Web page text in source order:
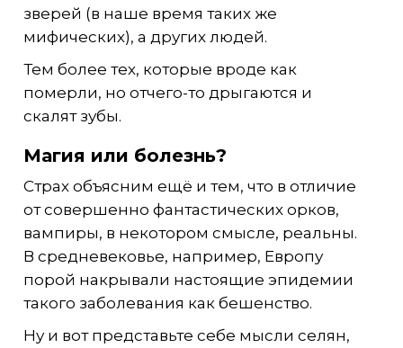
зверей (в наше время таких же
мифических), а других людей.
Тем более тех, которые вроде как
померли, но отчего-то дрыгаются и
скалят зубы.
Магия или болезнь?
Страх объясним ещё и тем, что в отличие
от совершенно фантастических орков,
вампиры, в некотором смысле, реальны.
В средневековье, например, Европу
порой накрывали настоящие эпидемии
такого заболевания как бешенство.
Ну и вот представьте себе мысли селян,